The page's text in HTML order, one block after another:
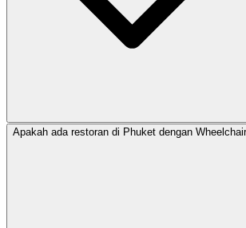
Apakah ada restoran di Phuket dengan